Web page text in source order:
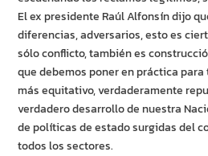
El ex presidente Raúl Alfonsín dijo
diferencias, adversarios, esto es
sólo conflicto, también es
que debemos poner en práctica
más equitativo, verdaderamente
verdadero desarrollo de nuestra
de políticas de estado surgidas del
todos los sectores.